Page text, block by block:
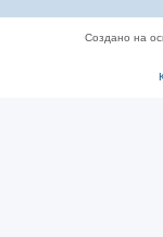
Создано на